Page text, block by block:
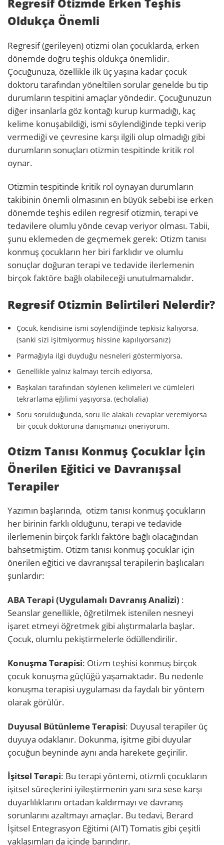
Regresif Otizmde Erken Teşhis
Oldukça Önemli
Regresif (gerileyen) otizmi olan çocuklarda, erken
dönemde doğru teşhis oldukça önemlidir.
Çocuğunuza, özellikle ilk üç yaşına kadar çocuk
doktoru tarafından yöneltilen sorular genelde bu tip
durumların tespitini amaçlar yöndedir. Çocuğunuzun
diğer insanlarla göz kontağı kurup kurmadığı, kaç
kelime konuşabildiği, ismi söylendiğinde tepki verip
vermediği ve çevresine karşı ilgili olup olmadığı gibi
durumların sonuçları otizmin tespitinde kritik rol
oynar.
Otizmin tespitinde kritik rol oynayan durumların
takibinin önemli olmasının en büyük sebebi ise erken
dönemde teşhis edilen regresif otizmin, terapi ve
tedavilere olumlu yönde cevap veriyor olması. Tabii,
şunu eklemeden de geçmemek gerek: Otizm tanısı
konmuş çocukların her biri farklıdır ve olumlu
sonuçlar doğuran terapi ve tedavide ilerlemenin
birçok faktöre bağlı olabileceği unutulmamalıdır.
Regresif Otizmin Belirtileri Nelerdir?
Çocuk, kendisine ismi söylendiğinde tepkisiz kalıyorsa,
(sanki sizi işitmiyormuş hissine kapılıyorsanız)
Parmağıyla ilgi duyduğu nesneleri göstermiyorsa,
Genellikle yalnız kalmayı tercih ediyorsa,
Başkaları tarafından söylenen kelimeleri ve cümleleri
tekrarlama eğilimi yaşıyorsa, (echolalia)
Soru sorulduğunda, soru ile alakalı cevaplar veremiyorsa
bir çocuk doktoruna danışmanızı öneriyorum.
Otizm Tanısı Konmuş Çocuklar İçin
Önerilen Eğitici ve Davranışsal
Terapiler
Yazımın başlarında, otizm tanısı konmuş çocukların
her birinin farklı olduğunu, terapi ve tedavide
ilerlemenin birçok farklı faktöre bağlı olacağından
bahsetmiştim. Otizm tanısı konmuş çocuklar için
önerilen eğitici ve davranışsal terapilerin başlıcaları
şunlardır:
ABA Terapi (Uygulamalı Davranış Analizi) :
Seanslar genellikle, öğretilmek istenilen nesneyi
işaret etmeyi öğretmek gibi alıştırmalarla başlar.
Çocuk, olumlu pekiştirmelerle ödüllendirilir.
Konuşma Terapisi: Otizm teşhisi konmuş birçok
çocuk konuşma güçlüğü yaşamaktadır. Bu nedenle
konuşma terapisi uygulaması da faydalı bir yöntem
olarak görülür.
Duyusal Bütünleme Terapisi: Duyusal terapiler üç
duyuya odaklanır. Dokunma, işitme gibi duyular
çocuğun beyninde aynı anda harekete geçirilir.
İşitsel Terapi: Bu terapi yöntemi, otizmli çocukların
işitsel süreçlerini iyileştirmenin yanı sıra sese karşı
duyarlılıklarını ortadan kaldırmayı ve davranış
sorunlarını azaltmayı amaçlar. Bu tedavi, Berard
İşitsel Entegrasyon Eğitimi (AIT) Tomatis gibi çeşitli
yaklaşımları da içinde barındırır.